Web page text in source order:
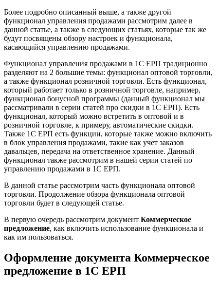
Более подробно описанный выше, а также другой
функционал управления продажами рассмотрим далее в
данной статье, а также в следующих статьях, которые так же
будут посвящены обзору настроек и функционала,
касающийся управлению продажами.
Функционал управления продажами в 1С ЕРП традиционно
разделяют на 2 большие темы: функционал оптовой торговли,
а также функционал розничной торговли. Есть функционал,
который работает только в розничной торговле, например,
функционал бонусной программы (данный функционал мы
рассматривали в серии статей про скидки в 1С ЕРП). Есть
функционал, который можно встретить в оптовой и в
розничной торговле, к примеру, автоматические скидки.
Также 1С ЕРП есть функции, которые также можно включить
в блок управления продажами, такие как учет заказов
давальцев, передача на ответственное хранение. Данный
функционал также рассмотрим в нашей серии статей по
управлению продажами в 1С ЕРП.
В данной статье рассмотрим часть функционала оптовой
торговли. Продолжение обзора функционала оптовой
торговли будет в следующей статье.
В первую очередь рассмотрим документ Коммерческое
предложение, как включить использование функционала и
как им пользоваться.
Оформление документа Коммерческое
предложение в 1С ЕРП